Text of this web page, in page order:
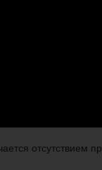
отсутствием